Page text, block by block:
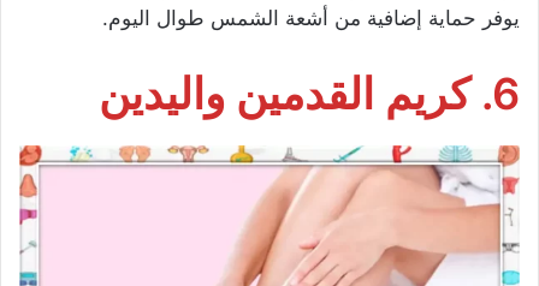
يوفر حماية إضافية من أشعة الشمس طوال اليوم.
6. كريم القدمين واليدين